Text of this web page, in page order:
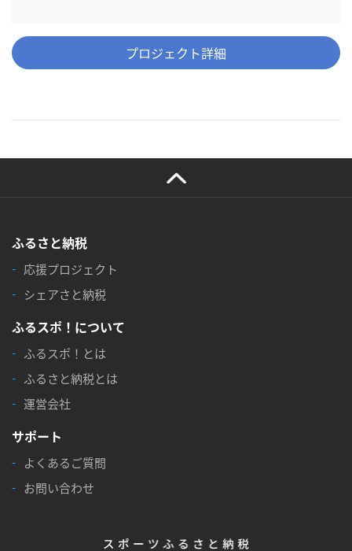
プロジェクト詳細
ふるさと納税
応援プロジェクト
シェアさと納税
ふるスポ！について
ふるスポ！とは
ふるさと納税とは
運営会社
サポート
よくあるご質問
お問い合わせ